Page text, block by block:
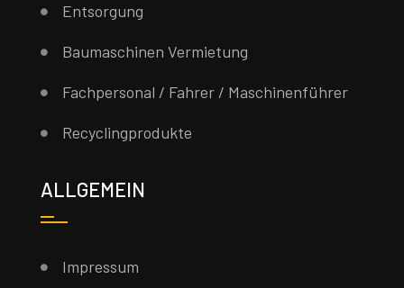
Entsorgung
Baumaschinen Vermietung
Fachpersonal / Fahrer / Maschinenführer
Recyclingprodukte
ALLGEMEIN
Impressum